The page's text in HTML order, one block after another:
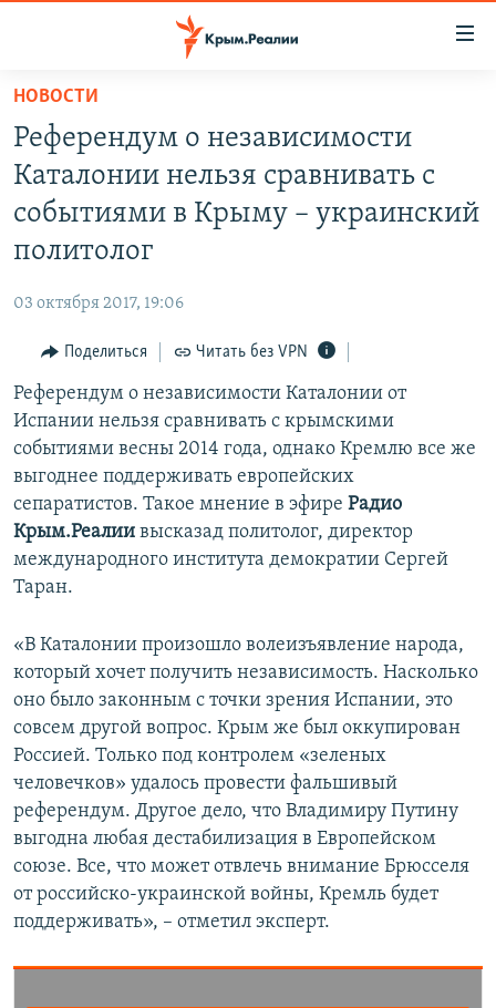
Вернуться
основному
содержанию
Вернутся
главной
Вернутся
поиску
НОВОСТИ
СПЕЦПРОЕКТЫ
ГРУЗ 200
ВОДА
ИНТЕРАКТИВ
ИНФОГРАФИКА
ТЕЛЕПРОЕКТ КРЫМ.РЕАЛИИ
СОВЕТЫ ПРАВОЗАЩИТНИКОВ
ПРОПАВШИЕ БЕЗ ВЕСТИ
ПОБЕДИТЕЛЕЙ НЕ СУДЯТ?
КРЫМ.НЕПОКОРЕННЫЙ
ELIFBE
УКРАИНСКАЯ ПРОБЛЕМА КРЫМА
РАДІО СВОБОДА
КАК ОБОЙТИ БЛОКИРОВКУ
Українською
Qırımtatar
ПРИСОЕДИНЯЙТЕСЬ!
Все сайты RFE/RL
НОВОСТИ
Референдум о независимости
Каталонии нельзя сравнивать с
событиями в Крыму – украинский
политолог
03 октября 2017, 19:06
Поделиться Читать без VPN
Референдум о независимости Каталонии от
Испании нельзя сравнивать с крымскими
событиями весны 2014 года, однако Кремлю все же
выгоднее поддерживать европейских
сепаратистов. Такое мнение в эфире Радио
Крым.Реалии высказад политолог, директор
международного института демократии Сергей
Таран.
«В Каталонии произошло волеизъявление народа,
который хочет получить независимость. Насколько
оно было законным с точки зрения Испании, это
совсем другой вопрос. Крым же был оккупирован
Россией. Только под контролем «зеленых
человечков» удалось провести фальшивый
референдум. Другое дело, что Владимиру Путину
выгодна любая дестабилизация в Европейском
союзе. Все, что может отвлечь внимание Брюсселя
от российско-украинской войны, Кремль будет
поддерживать», – отметил эксперт.